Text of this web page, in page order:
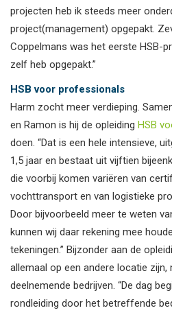
projecten heb ik steeds meer
project(management) opgepakt.
Coppelmans was het eerste HSB-
zelf heb opgepakt.”
HSB voor professionals
Harm zocht meer verdieping.
en Ramon is hij de opleiding HSB
doen. “Dat is een hele intensieve,
1,5 jaar en bestaat uit vijftien
die voorbij komen variëren van
vochttransport en van logistieke
Door bijvoorbeeld meer te weten
kunnen wij daar rekening mee
tekeningen.” Bijzonder aan de
allemaal op een andere locatie zijn,
deelnemende bedrijven. “De dag
rondleiding door het betreffende